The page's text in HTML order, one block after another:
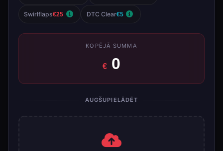
Swirlflaps€25 DTC Clear€5
KOPĒJĀ SUMMA
€ 0
AUGŠUPIELĀDĒT